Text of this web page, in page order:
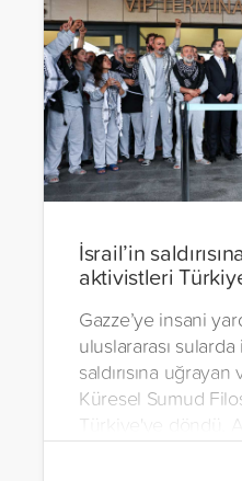
İsrail’in
aktivistleri
Gazze’ye insani
uluslararası sularda
saldırısına
Küresel Sumud
Türkiye'ye döndü.
Havalimanı’nda